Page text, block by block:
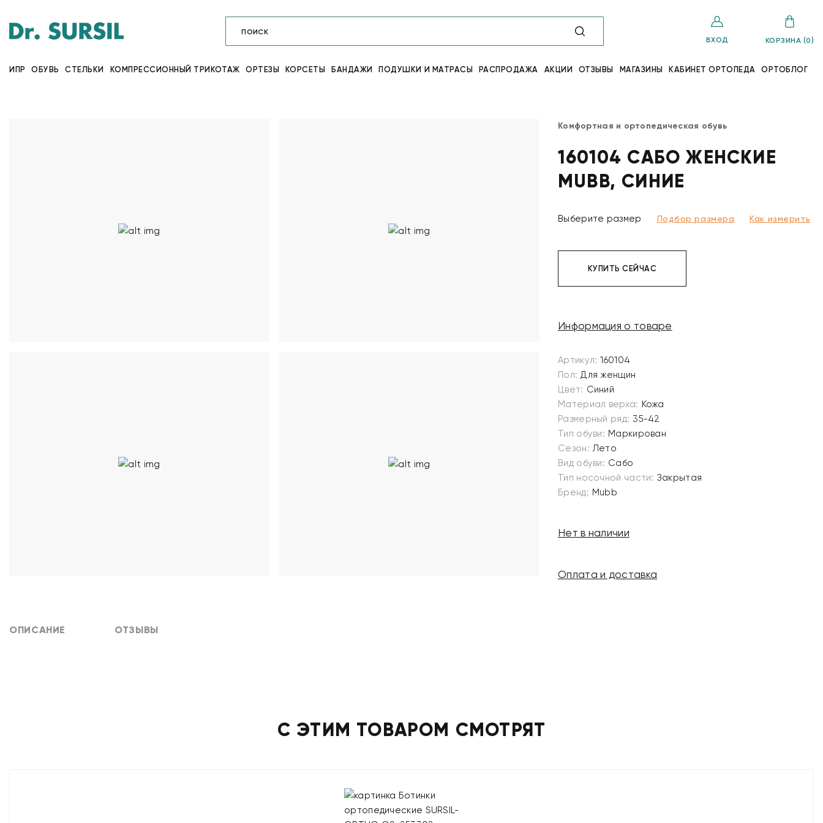
ВХОД КОРЗИНА (0)
ИПР ОБУВЬ СТЕЛЬКИ КОМПРЕССИОННЫЙ ТРИКОТАЖ ОРТЕЗЫ КОРСЕТЫ БАНДАЖИ ПОДУШКИ И МАТРАСЫ РАСПРОДАЖА АКЦИИ ОТЗЫВЫ МАГАЗИНЫ КАБИНЕТ ОРТОПЕДА ОРТОБЛОГ
ОПИСАНИЕ ОТЗЫВЫ
Комфортная и ортопедическая обувь
160104 САБО ЖЕНСКИЕ
MUBB, СИНИЕ
Выберите размер Подбор размера Как измерить
КУПИТЬ СЕЙЧАС
Информация о товаре
Артикул: 160104
Пол: Для женщин
Цвет: Синий
Материал верха: Кожа
Размерный ряд: 35-42
Тип обуви: Маркирован
Сезон: Лето
Вид обуви: Сабо
Тип носочной части: Закрытая
Бренд: Mubb
Нет в наличии
Оплата и доставка
С ЭТИМ ТОВАРОМ СМОТРЯТ